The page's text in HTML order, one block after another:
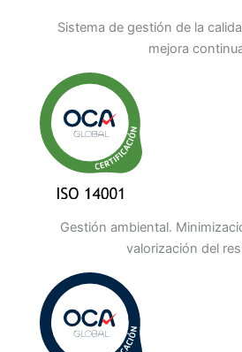
Sistema de gestión de la
mejora
Gestión ambiental.
valorización del